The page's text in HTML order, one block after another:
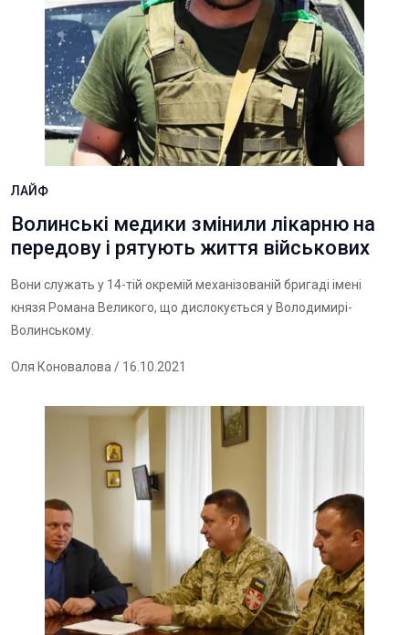
ЛАЙФ
Волинські медики змінили лікарню на
передову і рятують життя військових
Вони служать у 14-тій окремій механізованій бригаді імені
князя Романа Великого, що дислокується у Володимирі-
Волинському.
Оля Коновалова / 16.10.2021